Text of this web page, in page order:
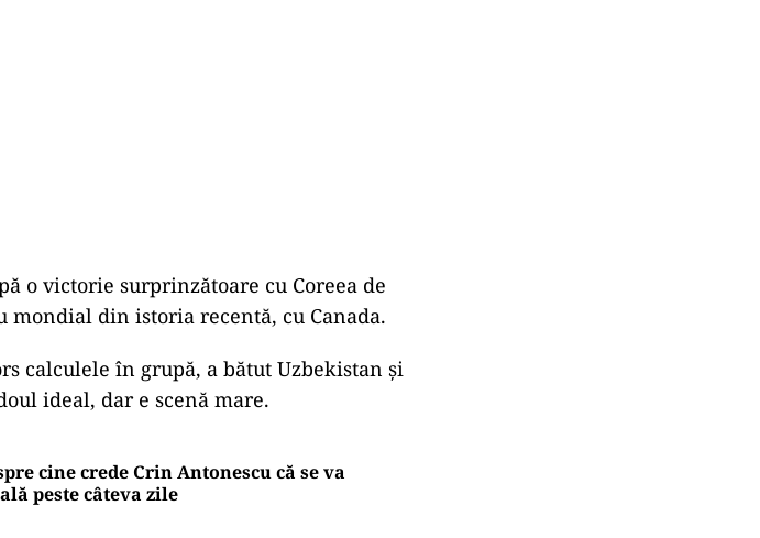
o victorie surprinzătoare cu Coreea de
din istoria recentă, cu Canada.
calculele în grupă, a bătut Uzbekistan și
ideal, dar e scenă mare.
cine crede Crin Antonescu că se va
peste câteva zile